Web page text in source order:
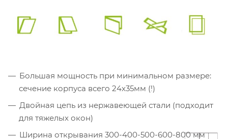
Большая мощность при минимальном размере:
сечение корпуса всего 24х35мм (!)
Двойная цепь из нержавеющей стали (подходит
для тяжелых окон)
Ширина открывания 300-400-500-600-800 мм